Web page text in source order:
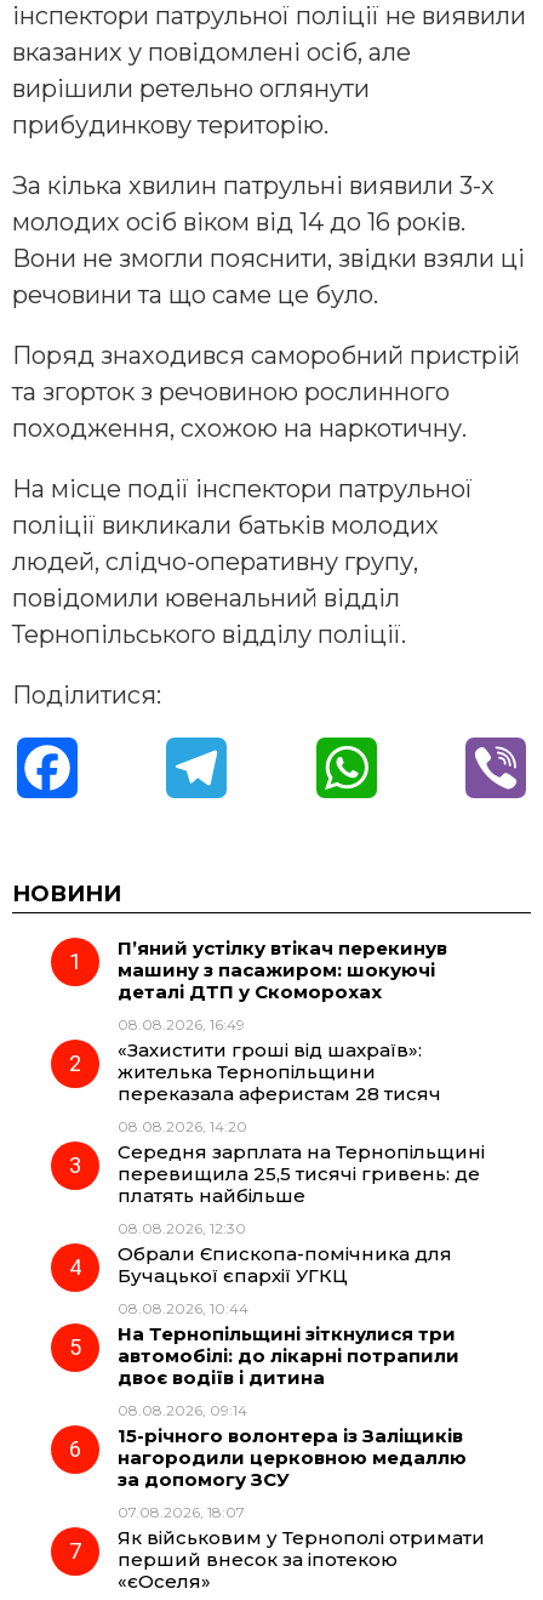
інспектори патрульної поліції не виявили
вказаних у повідомлені осіб, але
вирішили ретельно оглянути
прибудинкову територію.
За кілька хвилин патрульні виявили 3-х
молодих осіб віком від 14 до 16 років.
Вони не змогли пояснити, звідки взяли ці
речовини та що саме це було.
Поряд знаходився саморобний пристрій
та згорток з речовиною рослинного
походження, схожою на наркотичну.
На місце події інспектори патрульної
поліції викликали батьків молодих
людей, слідчо-оперативну групу,
повідомили ювенальний відділ
Тернопільського відділу поліції.
Поділитися:
c
e
o
k
e
g
r
a
m
t
НОВИНИ
П’яний устілку втікач перекинув
машину з пасажиром: шокуючі
деталі ДТП у Скоморохах
08.08.2026, 16:49
«Захистити гроші від шахраїв»:
жителька Тернопільщини
переказала аферистам 28 тисяч
08.08.2026, 14:20
Середня зарплата на Тернопільщині
перевищила 25,5 тисячі гривень: де
платять найбільше
08.08.2026, 12:30
Обрали Єпископа-помічника для
Бучацької єпархії УГКЦ
08.08.2026, 10:44
На Тернопільщині зіткнулися три
автомобілі: до лікарні потрапили
двоє водіїв і дитина
08.08.2026, 09:14
15-річного волонтера із Заліщиків
нагородили церковною медаллю
за допомогу ЗСУ
07.08.2026, 18:07
Як військовим у Тернополі отримати
перший внесок за іпотекою
«єОселя»